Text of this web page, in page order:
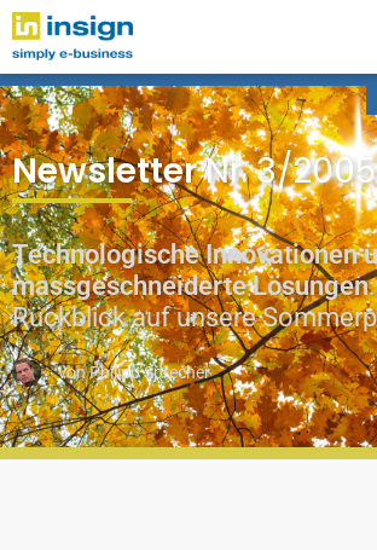
NewsletterNr. 3/2005
Technologische Innovationen
massgeschneiderte Lösungen
Rückblick auf unsere
vonPhilipp Sprecher